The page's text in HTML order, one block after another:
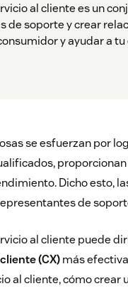
al cliente es un
de soporte y crear
y ayudar a
se esfuerzan por
Dicho esto,
de
al cliente puede
(CX)más
al cliente, cómo crear